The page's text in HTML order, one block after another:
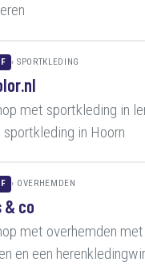
SPORTKLEDING
met sportkleding in
sportkleding in Hoorn
OVERHEMDEN
& co
met overhemden
en een